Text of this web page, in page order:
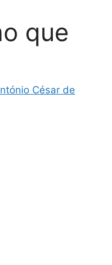
que
César de